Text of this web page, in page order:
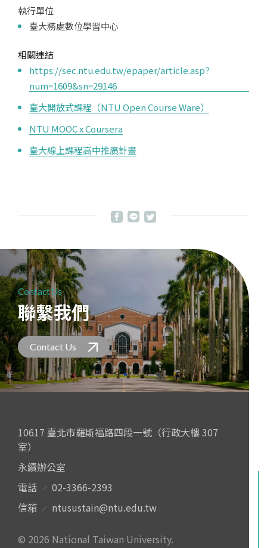
執行單位
臺大務處數位學習中心
相關連結
https://sec.ntu.edu.tw/epaper/article.asp?
num=1609&sn=29146
臺大開放式課程（NTU Open Course Ware）
NTU MOOC x Coursera
臺大線上課程高中推廣計畫
Contact Us
聯繫我們
Contact Us
10617 臺北市羅斯福路四段一號（行政大樓 307
室）
永續辦公室
電話
02-3366-2393
信箱
ntusustain@ntu.edu.tw
© 2026 National Taiwan University.